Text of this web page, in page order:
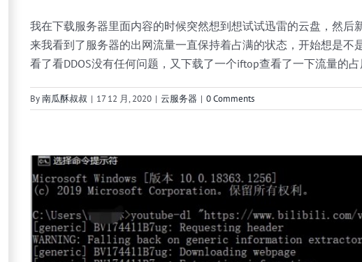
我在下载服务器里面内容的时候突然想到想试试迅雷的云盘，然后
来我看到了服务器的出网流量一直保持着占满的状态，开始想是不
看了看DDOS没有任何问题，又下载了一个iftop查看了一下流量的
By南瓜酥叔叔 | 17 12 月, 2020 | 云服务器 | 0 Comments
使用youtube-dl下载b站youtube